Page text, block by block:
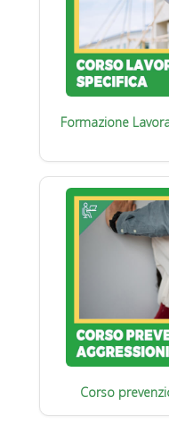
Formazione
Corso